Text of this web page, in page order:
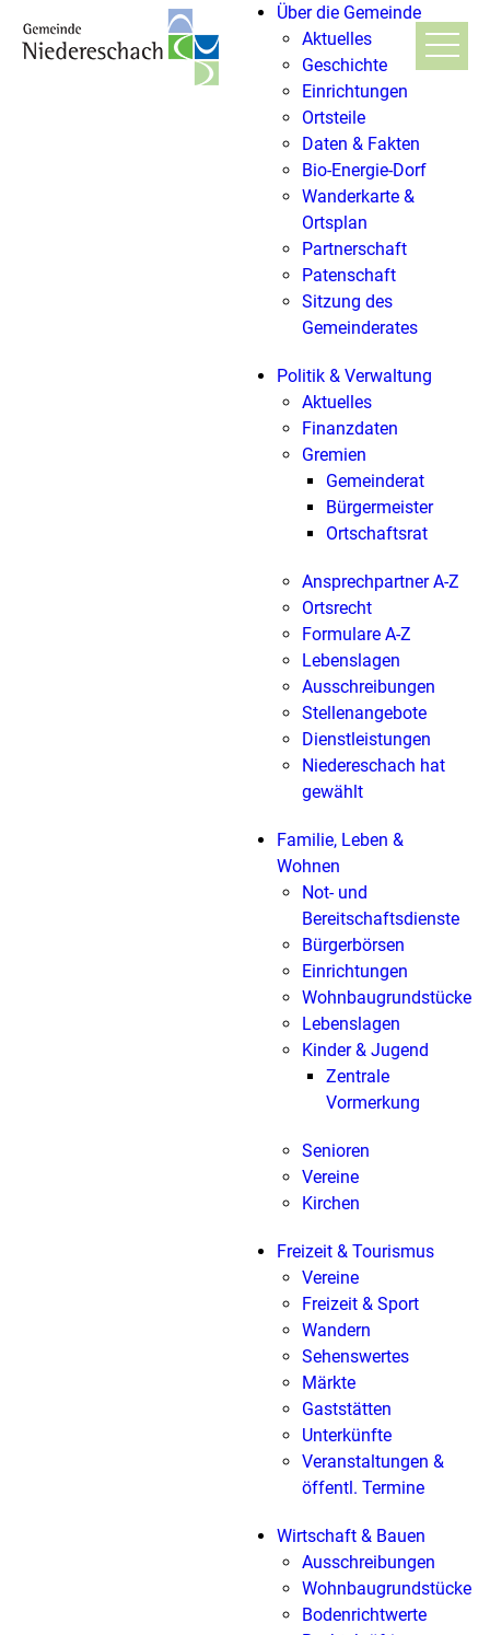
Über die Gemeinde
Aktuelles
Geschichte
Einrichtungen
Ortsteile
Daten & Fakten
Bio-Energie-Dorf
Wanderkarte &
Ortsplan
Partnerschaft
Patenschaft
Sitzung des
Gemeinderates
Politik & Verwaltung
Aktuelles
Finanzdaten
Gremien
Gemeinderat
Bürgermeister
Ortschaftsrat
Ansprechpartner A-Z
Ortsrecht
Formulare A-Z
Lebenslagen
Ausschreibungen
Stellenangebote
Dienstleistungen
Niedereschach hat
gewählt
Familie, Leben &
Wohnen
Not- und
Bereitschaftsdienste
Bürgerbörsen
Einrichtungen
Wohnbaugrundstücke
Lebenslagen
Kinder & Jugend
Zentrale
Vormerkung
Senioren
Vereine
Kirchen
Freizeit & Tourismus
Vereine
Freizeit & Sport
Wandern
Sehenswertes
Märkte
Gaststätten
Unterkünfte
Veranstaltungen &
öffentl. Termine
Wirtschaft & Bauen
Ausschreibungen
Wohnbaugrundstücke
Bodenrichtwerte